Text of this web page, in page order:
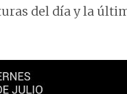
del día y la